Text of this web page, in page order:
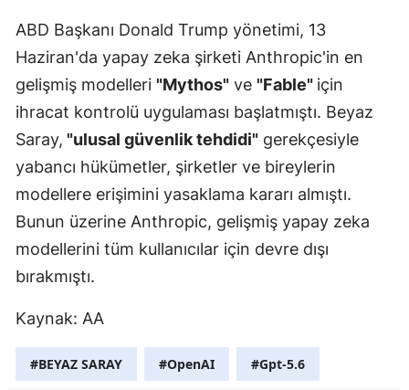
Nevşehir
Niğde
Ordu
Sakarya
ABD Başkanı Donald Trump yönetimi, 13
Haziran'da yapay zeka şirketi Anthropic'in en
gelişmiş modelleri "Mythos" ve "Fable" için
ihracat kontrolü uygulaması başlatmıştı. Beyaz
Saray, "ulusal güvenlik tehdidi" gerekçesiyle
yabancı hükümetler, şirketler ve bireylerin
modellere erişimini yasaklama kararı almıştı.
Bunun üzerine Anthropic, gelişmiş yapay zeka
modellerini tüm kullanıcılar için devre dışı
bırakmıştı.
Kaynak: AA
#BEYAZ SARAY #OpenAI #Gpt-5.6